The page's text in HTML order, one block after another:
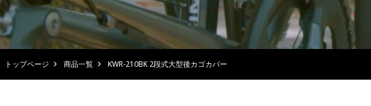
トップページ 商品一覧 KWR-210BK 2段式大型後カゴカバー